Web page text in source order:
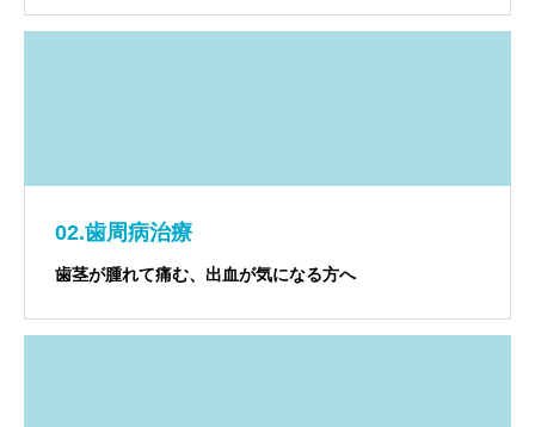
02.歯周病治療
歯茎が腫れて痛む、出血が気になる方へ